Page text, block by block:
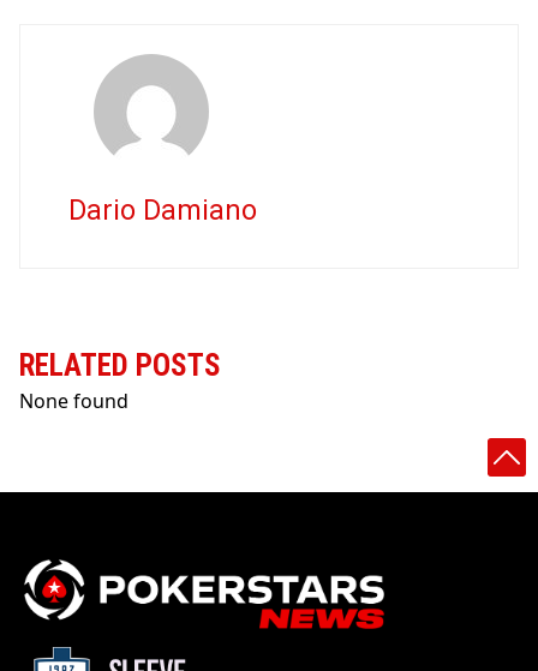
Dario Damiano
RELATED POSTS
None found